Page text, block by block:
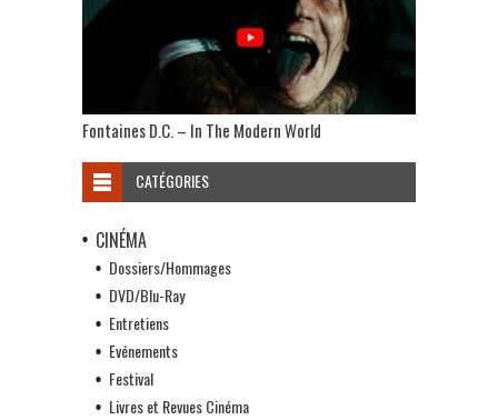
Fontaines D.C. – In The Modern World
CATÉGORIES
CINÉMA
Dossiers/Hommages
DVD/Blu-Ray
Entretiens
Evénements
Festival
Livres et Revues Cinéma